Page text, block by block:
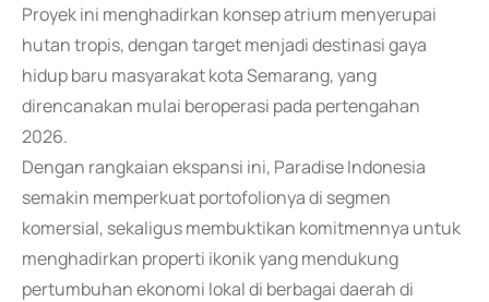
Proyek ini menghadirkan konsep atrium menyerupai
hutan tropis, dengan target menjadi destinasi gaya
hidup baru masyarakat kota Semarang, yang
direncanakan mulai beroperasi pada pertengahan
2026.
Dengan rangkaian ekspansi ini, Paradise Indonesia
semakin memperkuat portofolionya di segmen
komersial, sekaligus membuktikan komitmennya untuk
menghadirkan properti ikonik yang mendukung
pertumbuhan ekonomi lokal di berbagai daerah di